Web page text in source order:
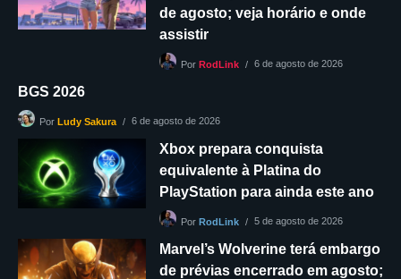
de agosto; veja horário e onde
assistir
PorRodLink 6 de agosto de 2026
BGS 2026
PorLudy Sakura 6 de agosto de 2026
Xbox prepara conquista
equivalente à Platina do
PlayStation para ainda este ano
PorRodLink 5 de agosto de 2026
Marvel’s Wolverine terá embargo
de prévias encerrado em agosto;